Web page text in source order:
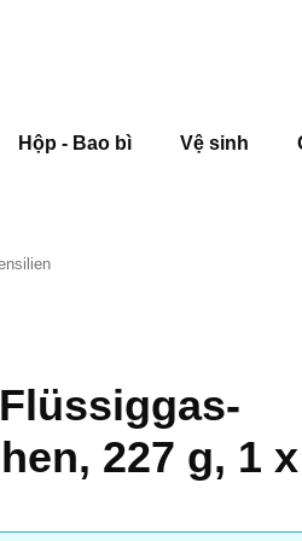
Hộp - Bao bì Vệ sinh
227 g, 1